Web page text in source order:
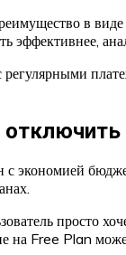
в
эффективнее,
регулярными
экономией
просто
на Free Plan